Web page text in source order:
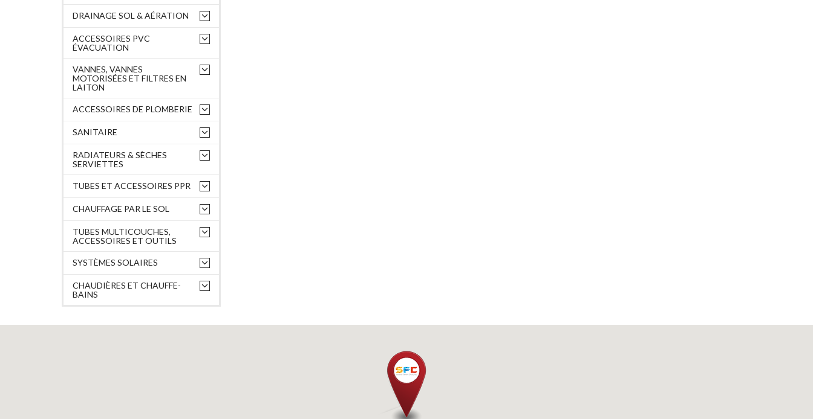
DRAINAGE SOL & AÉRATION
ACCESSOIRES PVC
ÉVACUATION
VANNES, VANNES
MOTORISÉES ET FILTRES EN
LAITON
ACCESSOIRES DE PLOMBERIE
SANITAIRE
RADIATEURS & SÈCHES
SERVIETTES
TUBES ET ACCESSOIRES PPR
CHAUFFAGE PAR LE SOL
TUBES MULTICOUCHES,
ACCESSOIRES ET OUTILS
SYSTÈMES SOLAIRES
CHAUDIÈRES ET CHAUFFE-
BAINS